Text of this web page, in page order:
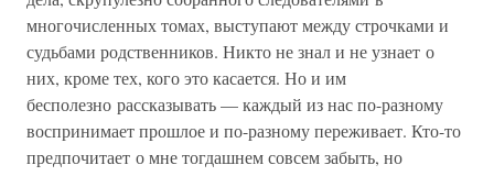
многочисленных томах, выступают между строчками и
судьбами родственников. Никто не знал и не узнает о
них, кроме тех, кого это касается. Но и им
бесполезно рассказывать — каждый из нас по-разному
воспринимает прошлое и по-разному переживает. Кто-то
предпочитает о мне тогдашнем совсем забыть, но